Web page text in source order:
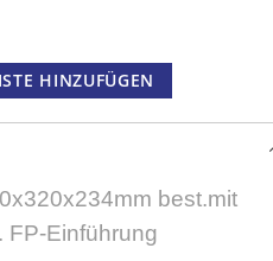
HINZUFÜGEN
best.mit
FP-Einführung